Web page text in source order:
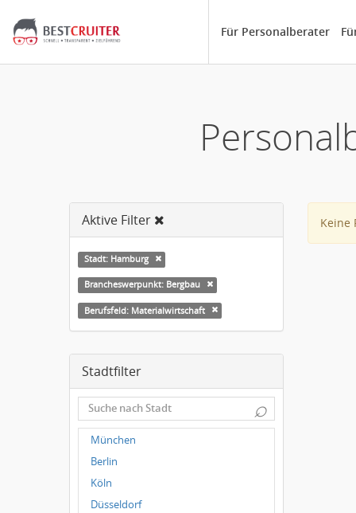
Für Personalberater
Aktive Filter
Stadt: Hamburg
Brancheswerpunkt: Bergbau
Berufsfeld: Materialwirtschaft
Stadtfilter
⌕
München
Berlin
Köln
Düsseldorf
Keine